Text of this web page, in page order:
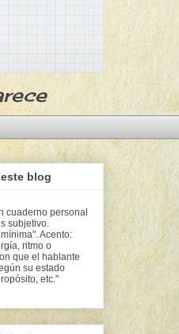
blog
cuaderno personal
subjetivo.
Acento:
ritmo o
que el hablante
su estado
etc."